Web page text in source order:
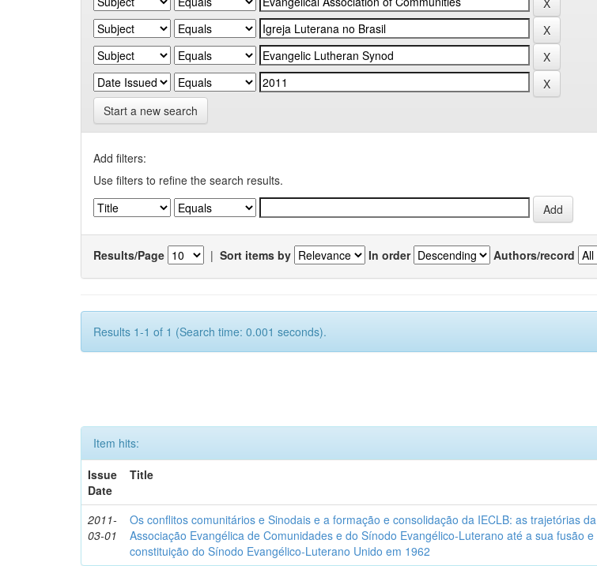
Start a new search
Add filters:
Use filters to refine the search results.
Results/Page | Sort items by In order Authors/record
Results 1-1 of 1 (Search time: 0.001 seconds).
Item hits:
Issue
Date
Title
2011-
03-01
Os conflitos comunitários e Sinodais e a formação e consolidação da IECLB: as trajetórias da
Associação Evangélica de Comunidades e do Sínodo Evangélico-Luterano até a sua fusão e
constituição do Sínodo Evangélico-Luterano Unido em 1962